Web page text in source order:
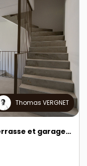
Thomas VERGNET
Maison neuve - 3 pièces avec terrasse et garage - Quartier des Marronniers